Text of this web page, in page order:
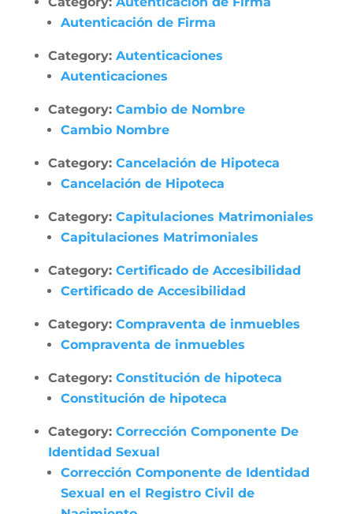
Autenticación de Firma
Category: Autenticaciones
Autenticaciones
Category: Cambio de Nombre
Cambio Nombre
Category: Cancelación de Hipoteca
Cancelación de Hipoteca
Category: Capitulaciones Matrimoniales
Capitulaciones Matrimoniales
Category: Certificado de Accesibilidad
Certificado de Accesibilidad
Category: Compraventa de inmuebles
Compraventa de inmuebles
Category: Constitución de hipoteca
Constitución de hipoteca
Category: Corrección Componente De
Identidad Sexual
Corrección Componente de Identidad
Sexual en el Registro Civil de